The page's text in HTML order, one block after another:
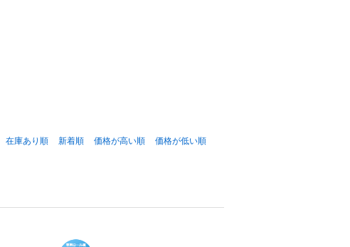
在庫あり順 新着順 価格が高い順 価格が低い順